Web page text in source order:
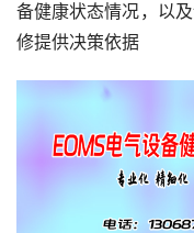
备健康状态情况，以
修提供决策依据